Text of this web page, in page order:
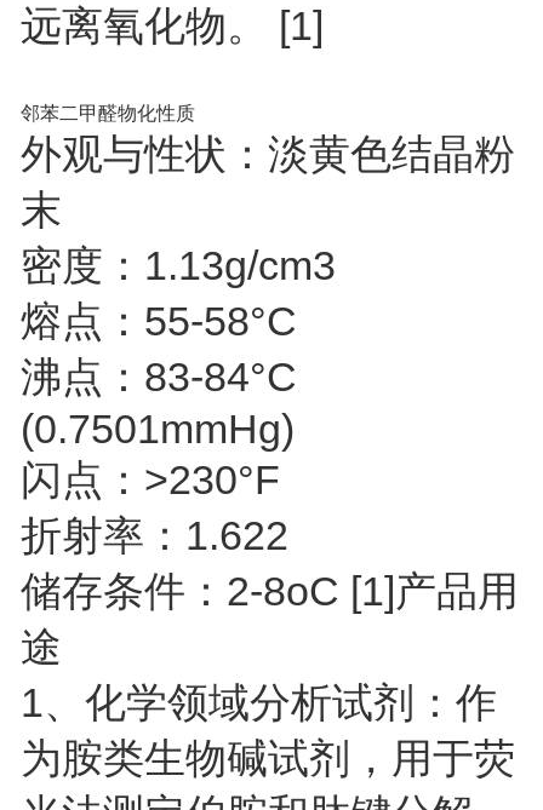
远离氧化物。 [1]
邻苯二甲醛物化性质
外观与性状：淡黄色结晶粉
末
密度：1.13g/cm3
熔点：55-58°C
沸点：83-84°C
(0.7501mmHg)
闪点：>230°F
折射率：1.622
储存条件：2-8oC [1]产品用
途
1、化学领域分析试剂：作
为胺类生物碱试剂，用于荧